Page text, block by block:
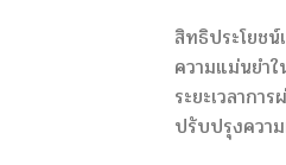
สิทธิประโยชน์
ความแม่นยำ
ระยะเวลากา
ปรับปรุงควา